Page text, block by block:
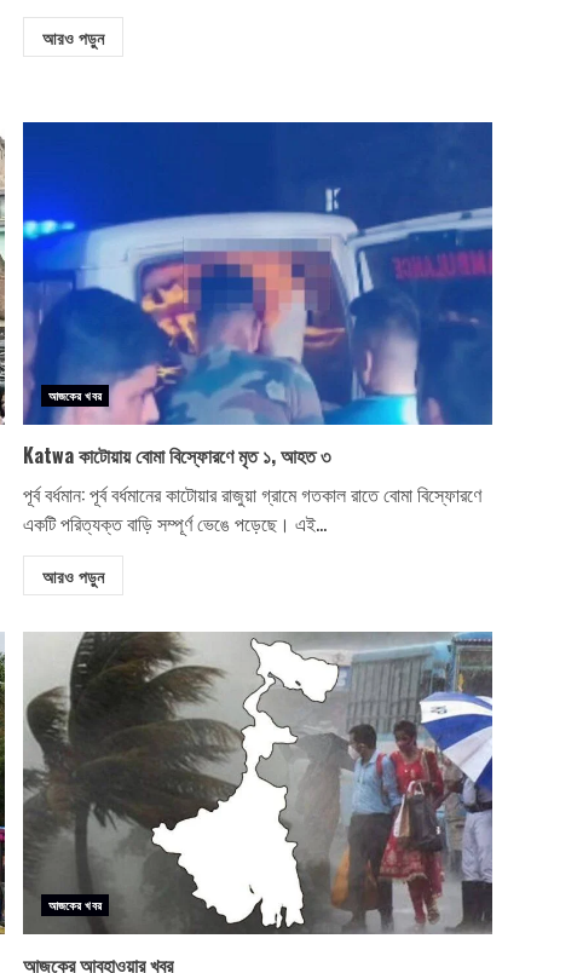
আরও পড়ুন
আজকের খবর
Katwa কাটোয়ায় বোমা বিস্ফোরণে মৃত ১, আহত ৩
পূর্ব বর্ধমান: পূর্ব বর্ধমানের কাটোয়ার রাজুয়া গ্রামে গতকাল রাতে বোমা বিস্ফোরণে
একটি পরিত্যক্ত বাড়ি সম্পূর্ণ ভেঙে পড়েছে। এই...
আরও পড়ুন
আজকের খবর
আজকের আবহাওয়ার খবর